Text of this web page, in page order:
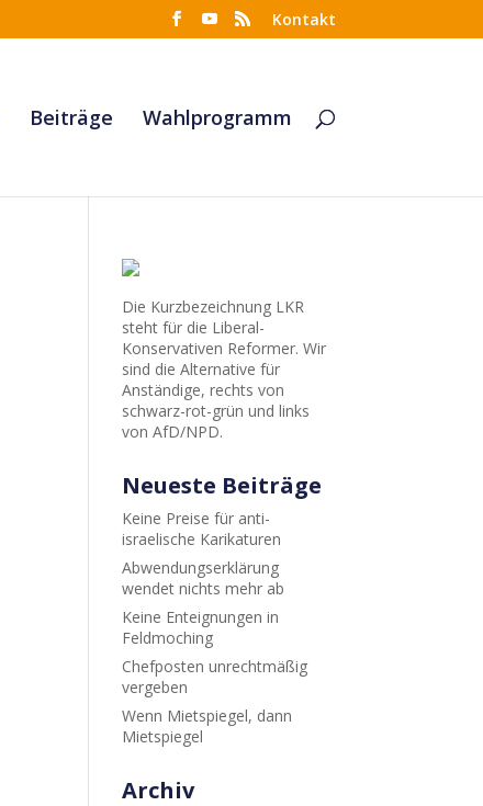
Kontakt
Beiträge Wahlprogramm
Die Kurzbezeichnung LKR
steht für die Liberal-
Konservativen Reformer. Wir
sind die Alternative für
Anständige, rechts von
schwarz-rot-grün und links
von AfD/NPD.
Neueste Beiträge
Keine Preise für anti-
israelische Karikaturen
Abwendungserklärung
wendet nichts mehr ab
Keine Enteignungen in
Feldmoching
Chefposten unrechtmäßig
vergeben
Wenn Mietspiegel, dann
Mietspiegel
Archiv